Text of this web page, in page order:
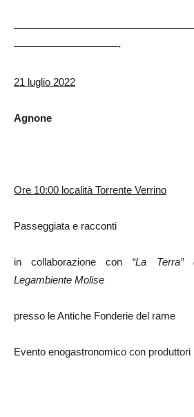
——————————-
21 luglio 2022
Agnone
Ore 10:00 località Torrente Verrino
Passeggiata e racconti
in collaborazione con “La
Legambiente Molise
presso le Antiche Fonderie del rame
Evento enogastronomico con produttori